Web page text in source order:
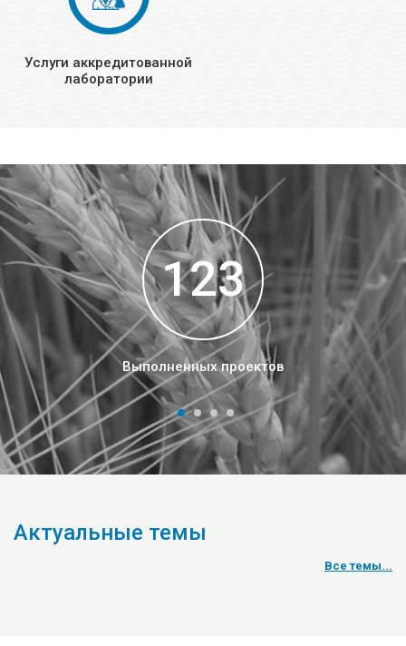
Услуги аккредитованной
лаборатории
123
Выполненных проектов
Актуальные темы
Все темы...